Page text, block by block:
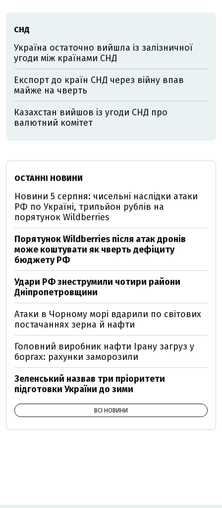
СНД
Україна остаточно вийшла із залізничної
угоди між країнами СНД
Експорт до країн СНД через війну впав
майже на чверть
Казахстан вийшов із угоди СНД про
валютний комітет
ОСТАННІ НОВИНИ
Новини 5 серпня: чисельні наслідки атаки
РФ по Україні, трильйон рублів на
порятунок Wildberries
Порятунок Wildberries після атак дронів
може коштувати як чверть дефіциту
бюджету РФ
Удари РФ знеструмили чотири райони
Дніпропетровщини
Атаки в Чорному морі вдарили по світових
постачаннях зерна й нафти
Головний виробник нафти Ірану загруз у
боргах: рахунки заморозили
Зеленський назвав три пріоритети
підготовки України до зими
ВСІ НОВИНИ